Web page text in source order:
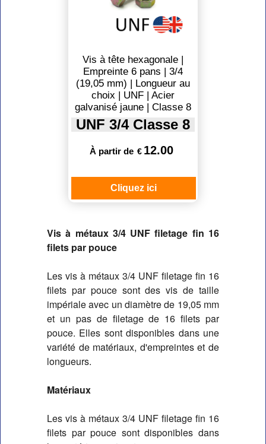
Vis à tête hexagonale |
Empreinte 6 pans | 3/4
(19,05 mm) | Longueur au
choix | UNF | Acier
galvanisé jaune | Classe 8
UNF 3/4 Classe 8
À partir de € 12.00
Cliquez ici
Vis à métaux 3/4 UNF filetage fin 16
filets par pouce
Les vis à métaux 3/4 UNF filetage fin 16
filets par pouce sont des vis de taille
impériale avec un diamètre de 19,05 mm
et un pas de filetage de 16 filets par
pouce. Elles sont disponibles dans une
variété de matériaux, d'empreintes et de
longueurs.
Matériaux
Les vis à métaux 3/4 UNF filetage fin 16
filets par pouce sont disponibles dans